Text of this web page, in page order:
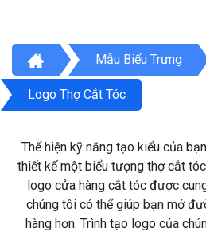
Mẫu Biểu Trưng
Logo Thợ Cắt Tóc
Thể hiện kỹ năng tạo kiểu của
thiết kế một biểu tượng thợ cắt
logo cửa hàng cắt tóc được
chúng tôi có thể giúp bạn mở
hàng hơn. Trình tạo logo của